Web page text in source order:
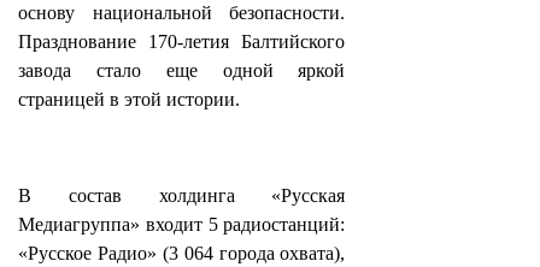
основу национальной безопасности.
Празднование 170-летия Балтийского
завода стало еще одной яркой
страницей в этой истории.
В состав холдинга «Русская
Медиагруппа» входит 5 радиостанций:
«Русское Радио» (3 064 города охвата),